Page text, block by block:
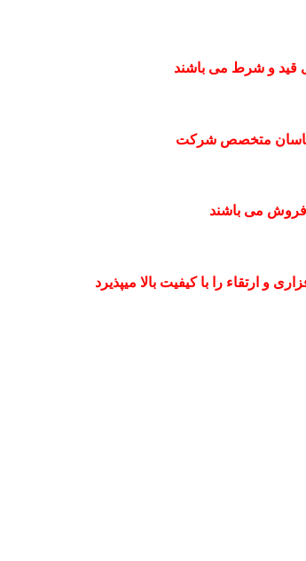
قید و شرط می باشند
متخصص شرکت
می باشند
ارتقاء را با کیفیت بالا میپذیرد